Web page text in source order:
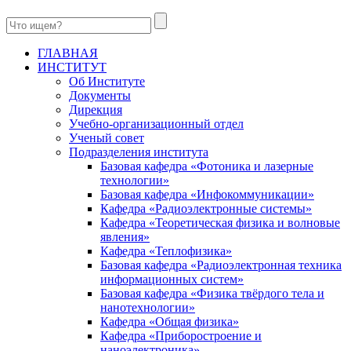
ГЛАВНАЯ
ИНСТИТУТ
Об Институте
Документы
Дирекция
Учебно-организационный отдел
Ученый совет
Подразделения института
Базовая кафедра «Фотоника и лазерные
технологии»
Базовая кафедра «Инфокоммуникации»
Кафедра «Радиоэлектронные системы»
Кафедра «Теоретическая физика и волновые
явления»
Кафедра «Теплофизика»
Базовая кафедра «Радиоэлектронная техника
информационных систем»
Базовая кафедра «Физика твёрдого тела и
нанотехнологии»
Кафедра «Общая физика»
Кафедра «Приборостроение и